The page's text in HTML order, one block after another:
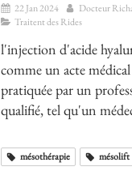
22 Jan 2024
Docteur
Traitent des Rides
l'injection d'acide
comme un acte
pratiquée par un
qualifié, tel qu'un
mésothérapie mésolift